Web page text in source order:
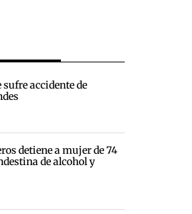
sufre accidente de
detiene a mujer de 74
de alcohol y